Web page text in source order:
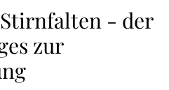
- der
zur